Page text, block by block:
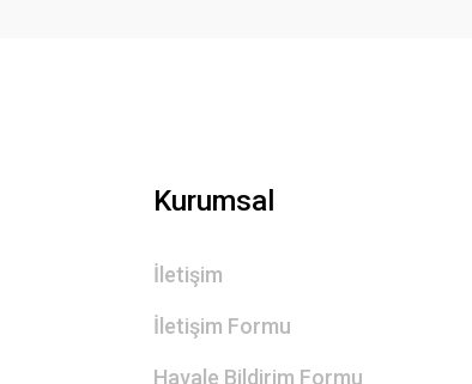
Kurumsal
İletişim
İletişim Formu
Havale Bildirim Formu